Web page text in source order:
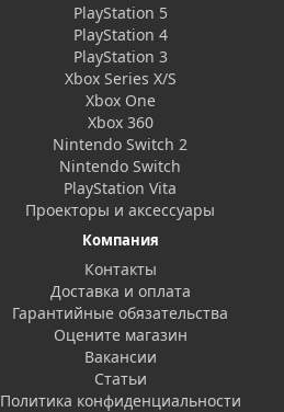
PlayStation 5
PlayStation 4
PlayStation 3
Xbox Series X/S
Xbox One
Xbox 360
Nintendo Switch 2
Nintendo Switch
PlayStation Vita
Проекторы и аксессуары
Компания
Контакты
Доставка и оплата
Гарантийные обязательства
Оцените магазин
Вакансии
Статьи
Политика конфиденциальности